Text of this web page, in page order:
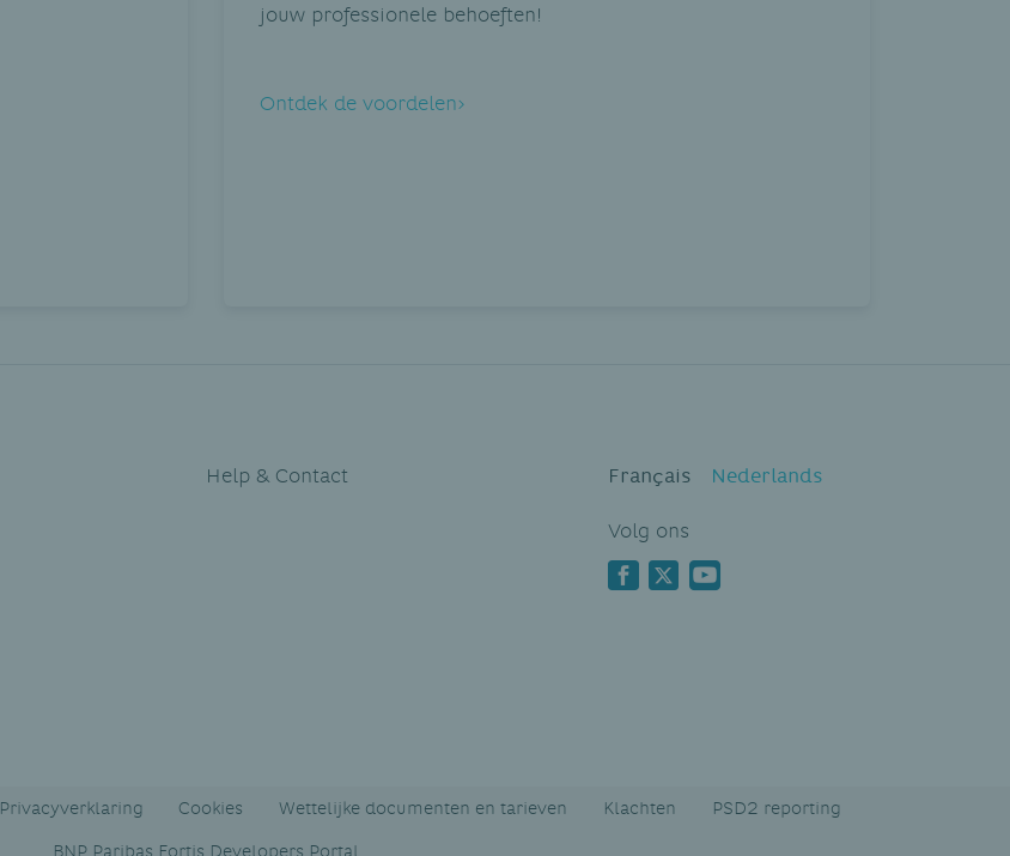
jouw professionele behoeften!
Ontdek de voordelen
Help & Contact Français Nederlands
Volg ons
Privacyverklaring Cookies Wettelijke documenten en tarieven Klachten
PSD2 reporting
BNP Paribas Fortis Developers Portal